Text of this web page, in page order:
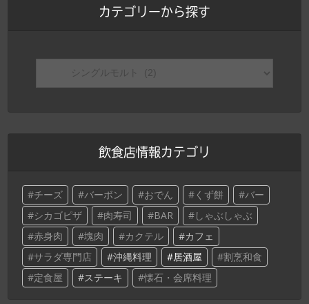
カテゴリーから探す
飲食店情報カテゴリ
チーズ バーボン おでん くず餅
バー
シカゴピザ
肉寿司 BAR
しゃぶしゃぶ
赤身肉
塊肉 カクテル
カフェ
サラダ専門店
沖縄料理 居酒屋
割烹和食
定食屋
ステーキ 懐石・会席料理